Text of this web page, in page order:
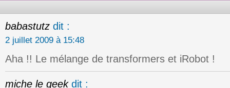
babastutz dit :
2 juillet 2009 à 15:48
Aha !! Le mélange de transformers et iRobot !
miche le geek dit :